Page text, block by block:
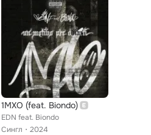
1MXO (feat. Biondo)
EDN feat. Biondo
Сингл
2024